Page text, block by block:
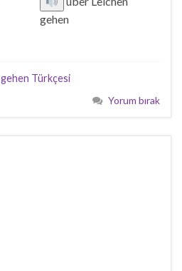
gehen
gehen Türkçesi
Yorum bırak